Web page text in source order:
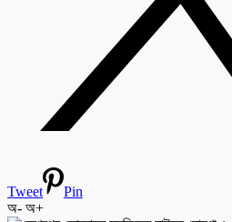
Tweet
Pin
অ- অ+